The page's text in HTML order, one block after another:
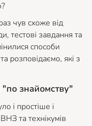
чув схоже від
тестові завдання та
способи
розповідаємо, які з
"по знайомству"
і простіше і
та технікумів